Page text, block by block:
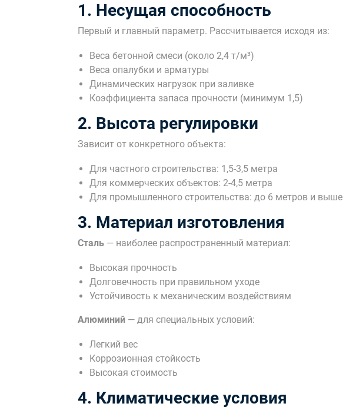
1. Несущая способность
Первый и главный параметр. Рассчитывается исходя из:
Веса бетонной смеси (около 2,4 т/м³)
Веса опалубки и арматуры
Динамических нагрузок при заливке
Коэффициента запаса прочности (минимум 1,5)
2. Высота регулировки
Зависит от конкретного объекта:
Для частного строительства: 1,5-3,5 метра
Для коммерческих объектов: 2-4,5 метра
Для промышленного строительства: до 6 метров и выше
3. Материал изготовления
Сталь — наиболее распространенный материал:
Высокая прочность
Долговечность при правильном уходе
Устойчивость к механическим воздействиям
Алюминий — для специальных условий:
Легкий вес
Коррозионная стойкость
Высокая стоимость
4. Климатические условия